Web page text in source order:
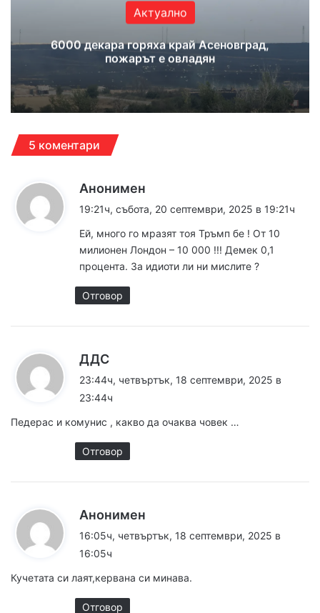
Актуално
6000 декара горяха край Асеновград,
пожарът е овладян
5 коментари
Анонимен
а
а
19:21ч, събота, 20 септември, 2025 в 19:21ч
Ей, много го мразят тоя Тръмп бе ! От 10
милионен Лондон – 10 000 !!! Демек 0,1
процента. За идиоти ли ни мислите ?
Отговор
ДДС
а
з
:
23:44ч, четвъртък, 18 септември, 2025 в
23:44ч
Педерас и комунис , какво да очаква човек …
Отговор
Анонимен
а
:
16:05ч, четвъртък, 18 септември, 2025 в
16:05ч
Кучетата си лаят,кервана си минава.
Отговор